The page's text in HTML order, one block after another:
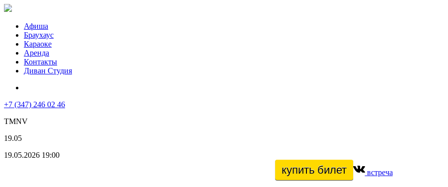
Афиша
Браухаус
Караоке
Аренда
Контакты
Диван Студия
+7 (347) 246 02 46
TMNV
19.05
19.05.2026 19:00
купить билет встреча